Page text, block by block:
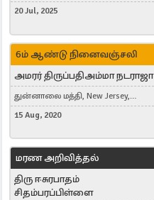
புன்னாலைக்கட்டுவன், சவுதி
Germany, Brampton, Canada
20 Jul, 2025
6ம் ஆண்டு நினைவஞ்சலி
அமரர் திருப்பதிஅம்மா நடராஜா
துன்னாலை மத்தி, New Jersey,
United States, Toronto, Canada
15 Aug, 2020
மரண அறிவித்தல்
திரு ஈசுரபாதம்
சிதம்பரப்பிள்ளை